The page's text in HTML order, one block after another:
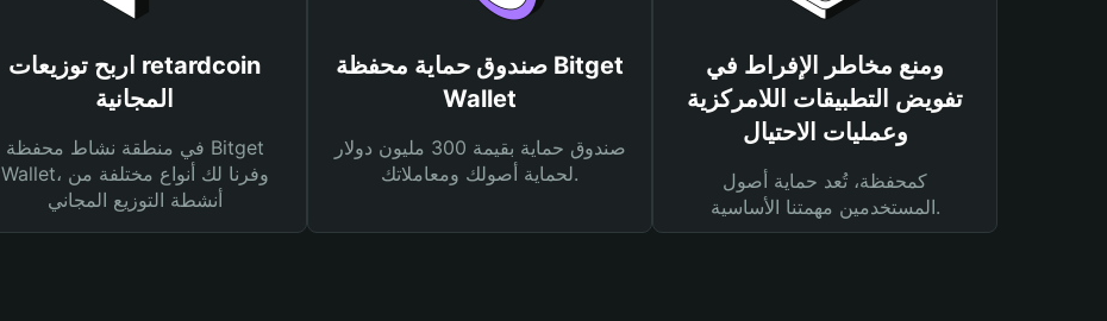
اربح توزيعات retardcoin
المجانية
في منطقة نشاط محفظة Bitget
Wallet، وفرنا لك أنواع مختلفة من
أنشطة التوزيع المجاني
صندوق حماية محفظة Bitget
Wallet
صندوق حماية بقيمة 300 مليون دولار
لحماية أصولك ومعاملاتك.
ومنع مخاطر الإفراط في
تفويض التطبيقات اللامركزية
وعمليات الاحتيال
كمحفظة، تُعد حماية أصول
المستخدمين مهمتنا الأساسية.